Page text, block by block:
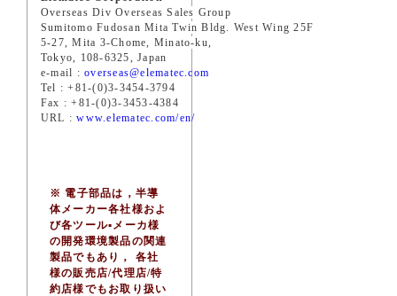
Overseas Div Overseas Sales Group
Sumitomo Fudosan Mita Twin Bldg. West Wing 25F
5-27, Mita 3-Chome, Minato-ku,
Tokyo, 108-6325, Japan
e-mail :overseas@elematec.com
Tel : +81-(0)3-3454-3794
Fax : +81-(0)3-3453-4384
URL :www.elematec.com/en/
※ 電子部品は，半導
体メーカー各社様およ
び各ツール▪メーカ様
の開発環境製品の関連
製品でもあり， 各社
様の販売店/代理店/特
約店様でもお取り扱い